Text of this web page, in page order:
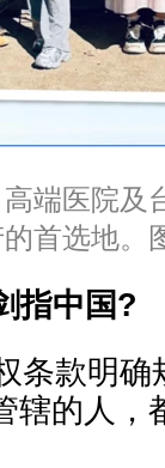
端医院及
首选地。
指中国?
条款明确
辖的人，